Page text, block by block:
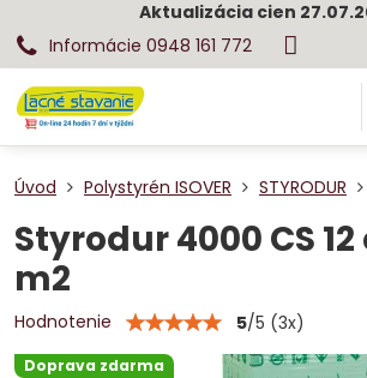
Aktualizácia cien
Informácie 0948 161 772
Doprava zdarma
Úvod Polystyrén ISOVER STYRODUR
Styrodur 4000 CS 12
m2
Hodnotenie 5/5 (3x)